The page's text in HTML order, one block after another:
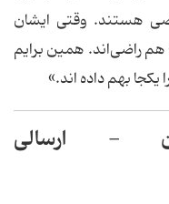
هستند. وقتی ایشان
هم راضی‌اند. همین برایم
بهم داده اند.»
- ارسالی